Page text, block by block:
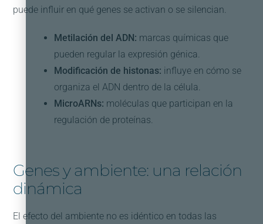
puede influir en qué genes se activan o se silencian.
Metilación del ADN: marcas químicas que
pueden regular la expresión génica.
Modificación de histonas: influye en cómo se
organiza el ADN dentro de la célula.
MicroARNs: moléculas que participan en la
regulación de proteínas.
Genes y ambiente: una relación
dinámica
El efecto del ambiente no es idéntico en todas las